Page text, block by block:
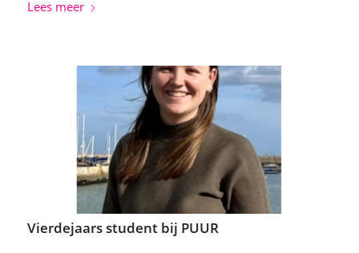
Lees meer
Vierdejaars student bij PUUR